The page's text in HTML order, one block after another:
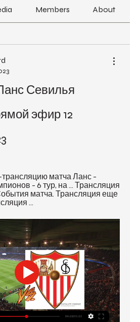
Members About
Севилья
эфир 12
матча Ланс -
- 6 тур, на ... Трансляция
матча. Трансляция еще
...